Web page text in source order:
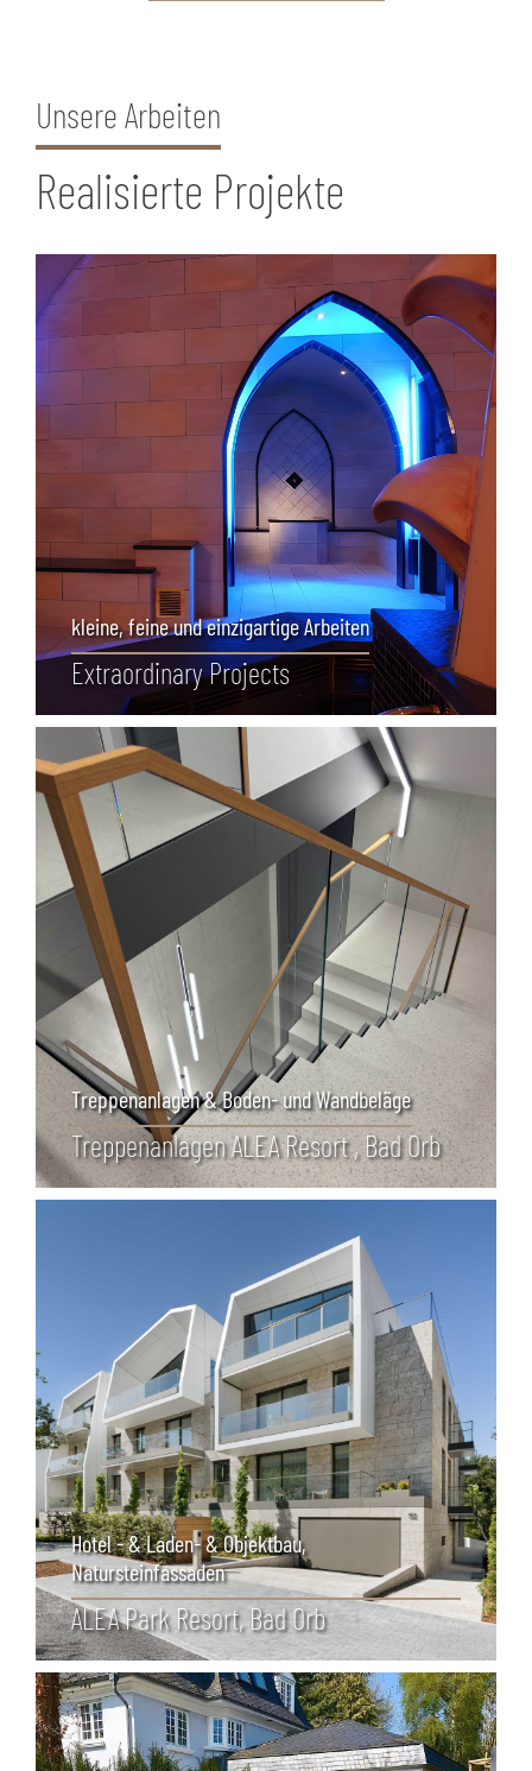
Unsere Arbeiten
Realisierte Projekte
Extraordinary Projects
kleine, feine und einzigartige Arbeiten
Treppenanlagen ALEA Resort , Bad Orb
Treppenanlagen & Boden- und Wandbeläge
ALEA Park Resort, Bad Orb
Hotel - & Laden- & Objektbau,
Natursteinfassaden